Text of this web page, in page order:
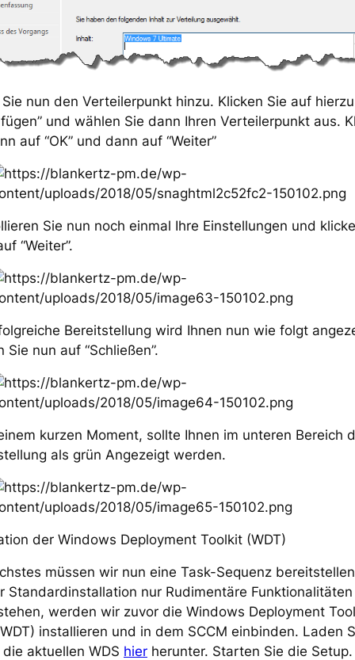
Sie nun den Verteilerpunkt hinzu. Klicken Sie auf
und wählen Sie dann Ihren Verteilerpunkt aus.
auf “OK” und dann auf “Weiter”
Sie nun noch einmal Ihre Einstellungen und
“Weiter”.
Bereitstellung wird Ihnen nun wie folgt
Sie nun auf “Schließen”.
kurzen Moment, sollte Ihnen im unteren Bereich
als grün Angezeigt werden.
der Windows Deployment Toolkit (WDT)
müssen wir nun eine Task-Sequenz
Standardinstallation nur Rudimentäre Funktionalitäten
werden wir zuvor die Windows Deployment
installieren und in dem SCCM einbinden. Laden
aktuellen WDS hier herunter. Starten Sie die Setup.